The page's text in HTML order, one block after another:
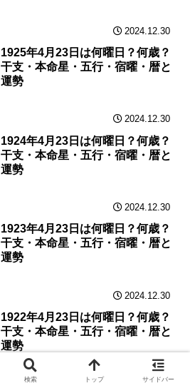
2024.12.30
1925年4月23日は何曜日？何歳？
干支・本命星・五行・宿曜・暦と
運勢
2024.12.30
1924年4月23日は何曜日？何歳？
干支・本命星・五行・宿曜・暦と
運勢
2024.12.30
1923年4月23日は何曜日？何歳？
干支・本命星・五行・宿曜・暦と
運勢
2024.12.30
1922年4月23日は何曜日？何歳？
干支・本命星・五行・宿曜・暦と
運勢
2024.12.29
検索 トップ サイドバー